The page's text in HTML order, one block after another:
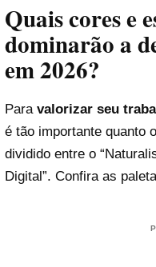
Quais cores e
dominarão a
em 2026?
Para valorizar seu
é tão importante quanto
dividido entre o
Digital”. Confira as